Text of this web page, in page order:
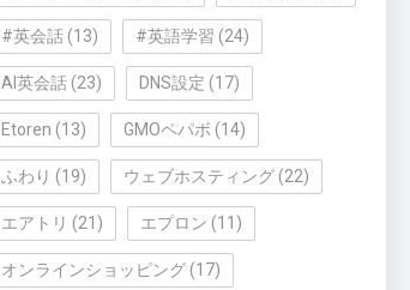
#英会話(13) #英語学習 (24)
AI英会話(23) DNS設定 (17)
Etoren (13) GMOペパボ (14)
ふわり (19) ウェブホスティング(22)
エアトリ (21) エプロン (11)
オンラインショッピング(17)